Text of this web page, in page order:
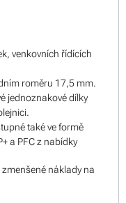
venkovních řídících
roměru 17,5 mm.
jednoznakové dílky
také ve formě
a PFC z nabídky
náklady na